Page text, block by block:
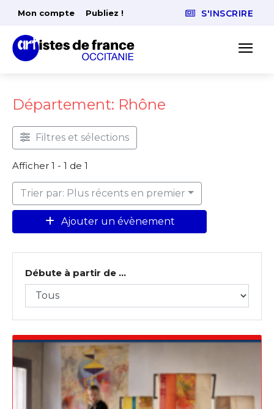
Mon compte Publiez ! S'INSCRIRE
Département: Rhône
Filtres et sélections
Afficher 1 - 1 de 1
Trier par: Plus récents en premier
Ajouter un évènement
Débute à partir de ...